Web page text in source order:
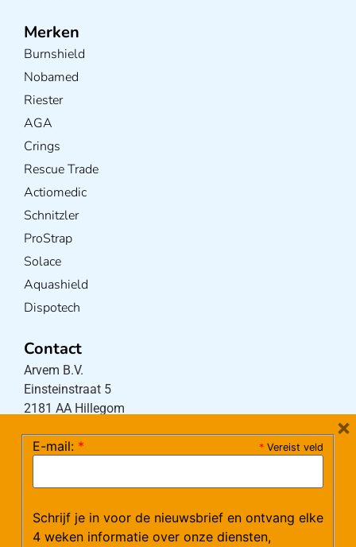
Merken
Burnshield
Nobamed
Riester
AGA
Crings
Rescue Trade
Actiomedic
Schnitzler
ProStrap
Solace
Aquashield
Dispotech
Contact
Arvem B.V.
Einsteinstraat 5
2181 AA Hillegom
(maandag – donderdag 08:30-17:15 uur / vrijdag
Mail:klantenservice@arvem.nl
* Vereist veld
E-mail: *
Schrijf je in voor de nieuwsbrief en ontvang elke
4 weken informatie over onze diensten,
×